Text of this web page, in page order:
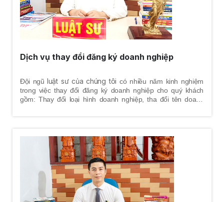
Dịch vụ thay đổi đăng ký doanh nghiệp
Đội ngũ luật sư của chúng tôi có nhiều năm kinh nghiệm
trong việc thay đổi đăng ký doanh nghiệp cho quý khách
gồm: Thay đổi loại hình doanh nghiệp, tha đổi tên doanh
đổi con dấu pháp nhân